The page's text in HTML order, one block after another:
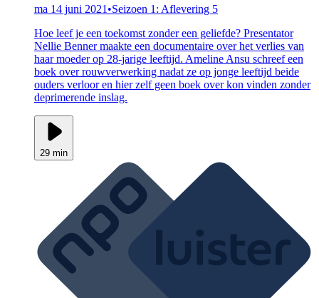
ma 14 juni 2021 •Seizoen 1: Aflevering 5
Hoe leef je een toekomst zonder een geliefde? Presentator
Nellie Benner maakte een documentaire over het verlies van
haar moeder op 28-jarige leeftijd. Ameline Ansu schreef een
boek over rouwverwerking nadat ze op jonge leeftijd beide
ouders verloor en hier zelf geen boek over kon vinden zonder
deprimerende inslag.
29 min